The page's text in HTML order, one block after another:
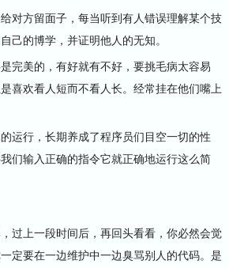
方留面子，每当听到有人错误理解某个技
己的博学，并证明他人的无知。
美的，有好就有不好，要挑毛病太容易
喜欢看人短而不看人长。经常挂在他们嘴上
行，长期养成了程序员们目空一切的性
们输入正确的指令它就正确地运行这么简
上一段时间后，再回头看看，你必然会觉
定要在一边维护中一边臭骂别人的代码。是